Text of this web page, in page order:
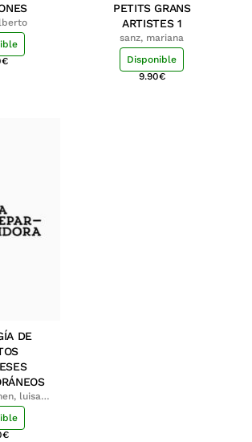
€
PETITS GRANS
ARTISTES 1
sanz, mariana
Disponible
9.90€
DE
luisa;
luisa
€